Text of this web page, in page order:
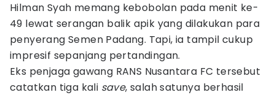
Hilman Syah memang kebobolan pada menit ke-
49 lewat serangan balik apik yang dilakukan para
penyerang Semen Padang. Tapi, ia tampil cukup
impresif sepanjang pertandingan.
Eks penjaga gawang RANS Nusantara FC tersebut
catatkan tiga kali save, salah satunya berhasil